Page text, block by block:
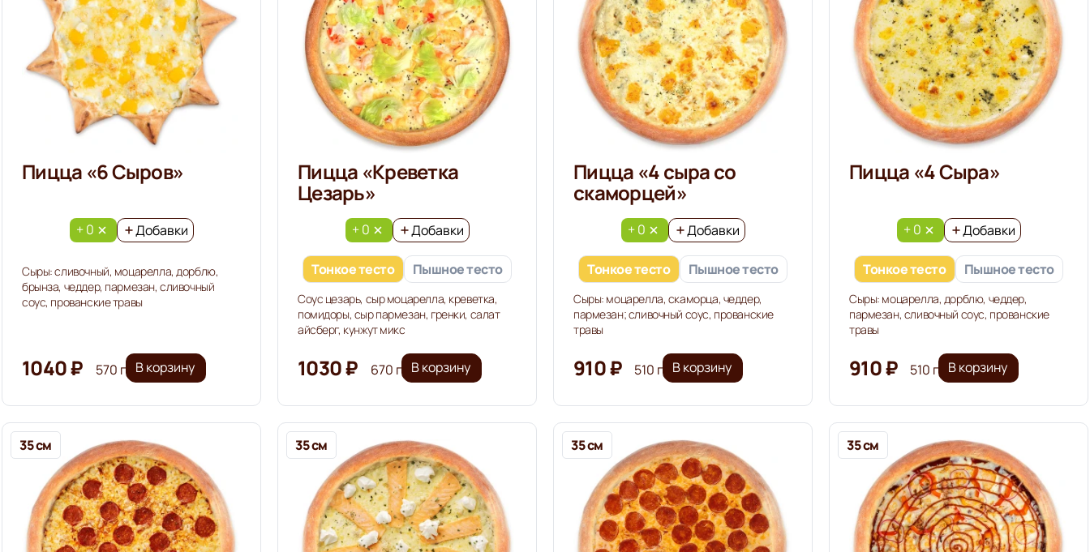
Пицца «6 Сыров»
+ 0 Добавки
Сыры: сливочный, моцарелла, дорблю,
брынза, чеддер, пармезан, сливочный
соус, прованские травы
1040 ₽ 570 г В корзину
Пицца «Креветка
Цезарь»
+ 0 Добавки
Тонкое тесто Пышное тесто
Соус цезарь, сыр моцарелла, креветка,
помидоры, сыр пармезан, гренки, салат
айсберг, кунжут микс
1030 ₽ 670 г В корзину
Пицца «4 сыра со
скаморцей»
+ 0 Добавки
Тонкое тесто Пышное тесто
Сыры: моцарелла, скаморца, чеддер,
пармезан; сливочный соус, прованские
травы
910 ₽ 510 г В корзину
Пицца «4 Сыра»
+ 0 Добавки
Тонкое тесто Пышное тесто
Сыры: моцарелла, дорблю, чеддер,
пармезан, сливочный соус, прованские
травы
910 ₽ 510 г В корзину
35 см 35 см 35 см 35 см